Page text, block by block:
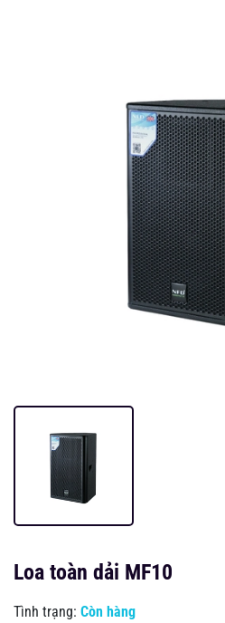
Loa toàn dải MF10
Tình trạng: Còn hàng